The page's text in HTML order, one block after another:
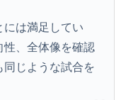
には満足してい
性、全体像を確認
同じような試合を